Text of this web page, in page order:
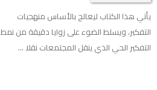
يأتي هذا الكتاب ليعالج بالأساس منهجيات
التفكير، ويسلط الضوء على زوايا دقيقة من نمط
التفكير الحي الذي ينقل المجتمعات نقلا ...